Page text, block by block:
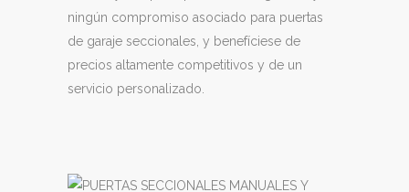
ningún compromiso asociado para puertas
de garaje seccionales, y benefíciese de
precios altamente competitivos y de un
servicio personalizado.